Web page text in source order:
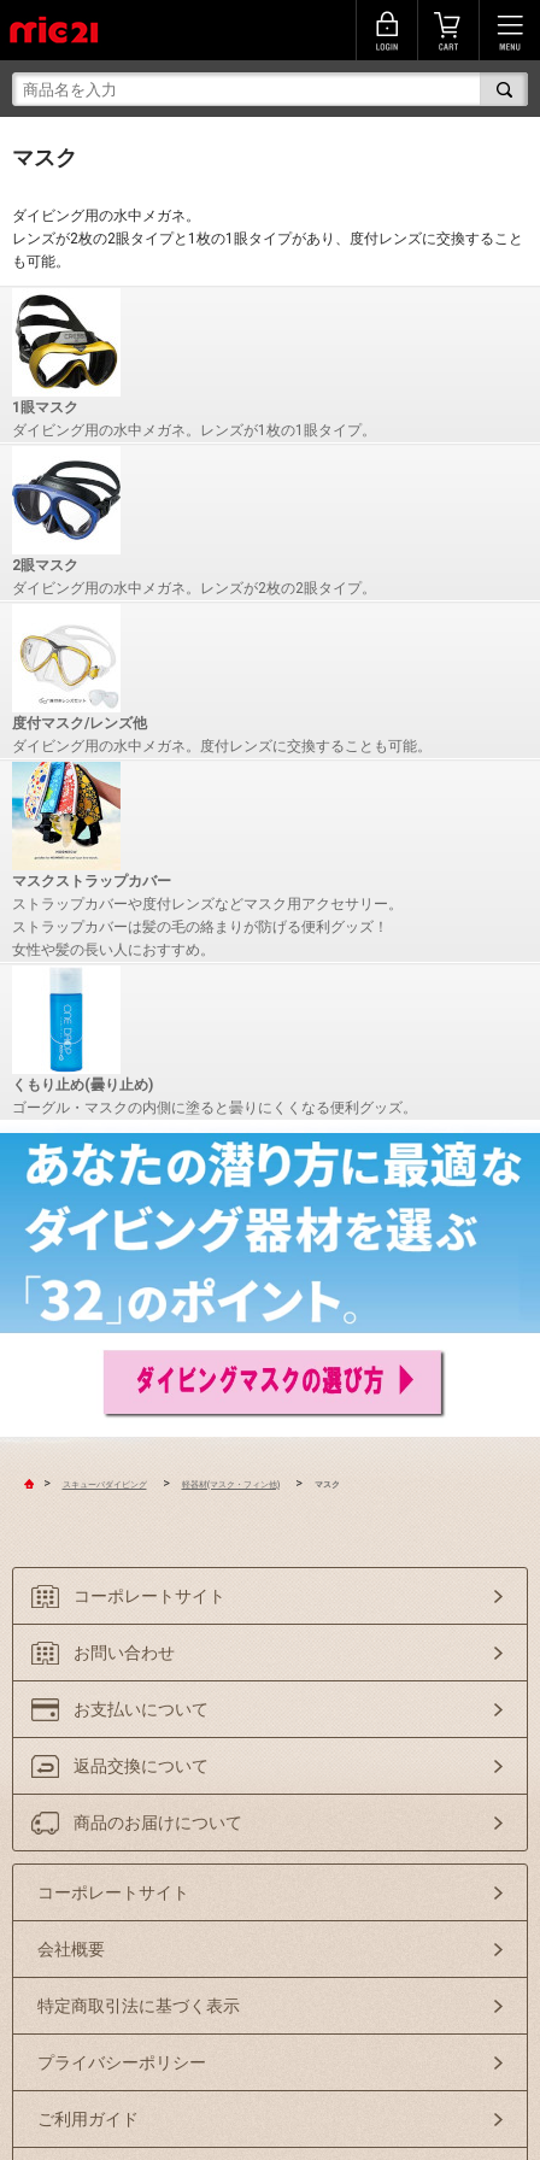
マスク
ダイビング用の水中メガネ。
レンズが2枚の2眼タイプと1枚の1眼タイプがあり、度付レンズに交換すること
も可能。
1眼マスク
ダイビング用の水中メガネ。レンズが1枚の1眼タイプ。
2眼マスク
ダイビング用の水中メガネ。レンズが2枚の2眼タイプ。
度付マスク/レンズ他
ダイビング用の水中メガネ。度付レンズに交換することも可能。
マスクストラップカバー
ストラップカバーや度付レンズなどマスク用アクセサリー。
ストラップカバーは髪の毛の絡まりが防げる便利グッズ！
女性や髪の長い人におすすめ。
くもり止め(曇り止め)
ゴーグル・マスクの内側に塗ると曇りにくくなる便利グッズ。
> スキューバダイビング > 軽器材(マスク・フィン他) > マスク
コーポレートサイト
お問い合わせ
お支払いについて
返品交換について
商品のお届けについて
コーポレートサイト
会社概要
特定商取引法に基づく表示
プライバシーポリシー
ご利用ガイド